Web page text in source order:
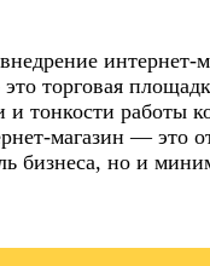
торговая
и тонкости работы
магазин — это
бизнеса, но и